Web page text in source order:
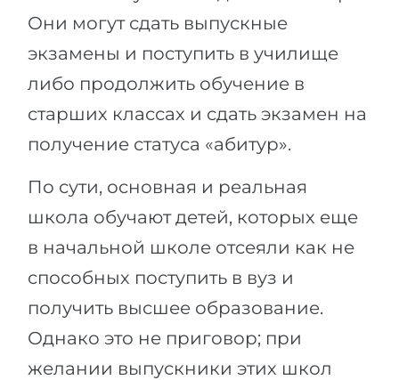
Они могут сдать выпускные
экзамены и поступить в училище
либо продолжить обучение в
старших классах и сдать экзамен на
получение статуса «абитур».
По сути, основная и реальная
школа обучают детей, которых еще
в начальной школе отсеяли как не
способных поступить в вуз и
получить высшее образование.
Однако это не приговор; при
желании выпускники этих школ